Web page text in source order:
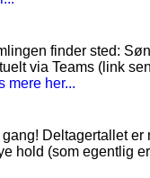
finder sted:
via Teams (link
mere her...
Deltagertallet er
hold (som egentlig